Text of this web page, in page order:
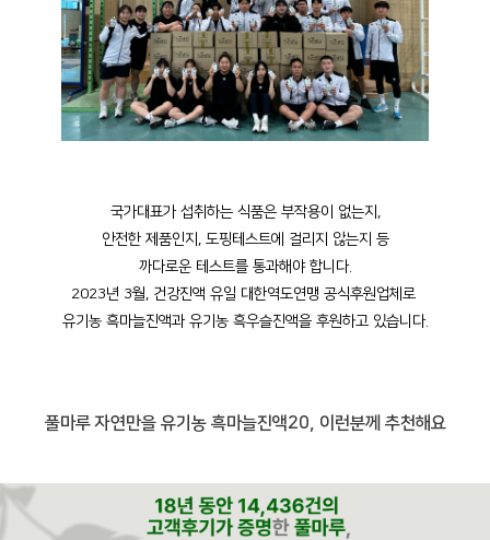
국가대표가 섭취하는 식품은 부작용이 없는지,
안전한 제품인지, 도핑테스트에 걸리지 않는지 등
까다로운 테스트를 통과해야 합니다.
2023년 3월, 건강진액 유일 대한역도연맹 공식후원업체로
유기농 흑마늘진액과 유기농 흑우슬진액을 후원하고 있습니다.
풀마루 자연만을 유기농 흑마늘진액20, 이런분께 추천해요